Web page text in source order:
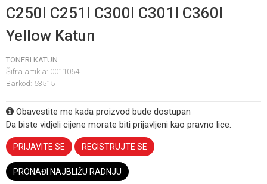
C250I C251I C300I C301I C360I
Yellow Katun
TONERI KATUN
Šifra artikla: 0011064
Barkod: 53515
Obavestite me kada proizvod bude dostupan
Da biste vidjeli cijene morate biti prijavljeni kao pravno lice.
PRIJAVITE SE REGISTRUJTE SE
PRONAĐI NAJBLIŽU RADNJU